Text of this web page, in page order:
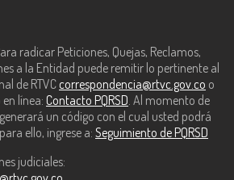
radicar Peticiones, Quejas, Reclamos,
a la Entidad puede remitir lo pertinente al
de RTVC correspondencia@rtvc.gov.co o
línea: Contacto PQRSD. Al momento de
un código con el cual usted podrá
ello, ingrese a: Seguimiento de PQRSD
judiciales: